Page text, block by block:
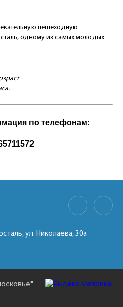
пешеходную
одному из самых молодых
по телефонам:
ул. Николаева, 30а